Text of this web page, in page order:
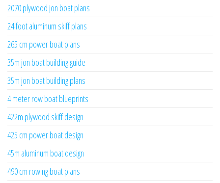
2070 plywood jon boat plans
24 foot aluminum skiff plans
265 cm power boat plans
35m jon boat building guide
35m jon boat building plans
4 meter row boat blueprints
422m plywood skiff design
425 cm power boat design
45m aluminum boat design
490 cm rowing boat plans